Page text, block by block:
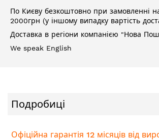
По Києву безкоштовно при замовленні
2000грн (у іншому випадку вартість
Доставка в регіони компанією "Нова
We speak English
Подробиці
Офіційна гарантія 12 місяців від